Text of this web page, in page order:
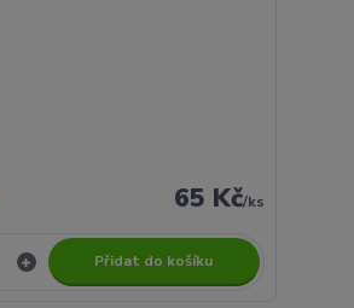
65 Kč/ks
Přidat do košíku